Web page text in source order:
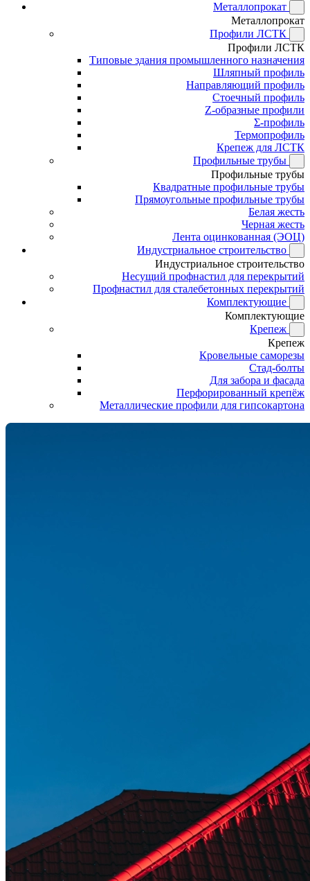
Металлопрокат
Металлопрокат
Профили ЛСТК
Профили ЛСТК
Типовые здания промышленного назначения
Шляпный профиль
Направляющий профиль
Стоечный профиль
Z-образные профили
Σ-профиль
Термопрофиль
Крепеж для ЛСТК
Профильные трубы
Профильные трубы
Квадратные профильные трубы
Прямоугольные профильные трубы
Белая жесть
Черная жесть
Лента оцинкованная (ЭОЦ)
Индустриальное строительство
Индустриальное строительство
Несущий профнастил для перекрытий
Профнастил для сталебетонных перекрытий
Комплектующие
Комплектующие
Крепеж
Крепеж
Кровельные саморезы
Стад-болты
Для забора и фасада
Перфорированный крепёж
Металлические профили для гипсокартона